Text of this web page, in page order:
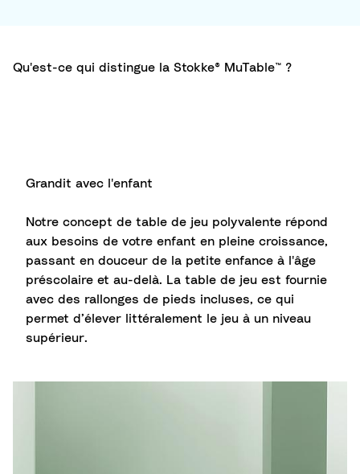
Qu'est-ce qui distingue la Stokke® MuTable™ ?
Grandit avec l'enfant​
Notre concept de table de jeu polyvalente répond
aux besoins de votre enfant en pleine croissance,
passant en douceur de la petite enfance à l'âge
préscolaire et au-delà. La table de jeu est fournie
avec des rallonges de pieds incluses, ce qui
permet d’élever littéralement le jeu à un niveau
supérieur.